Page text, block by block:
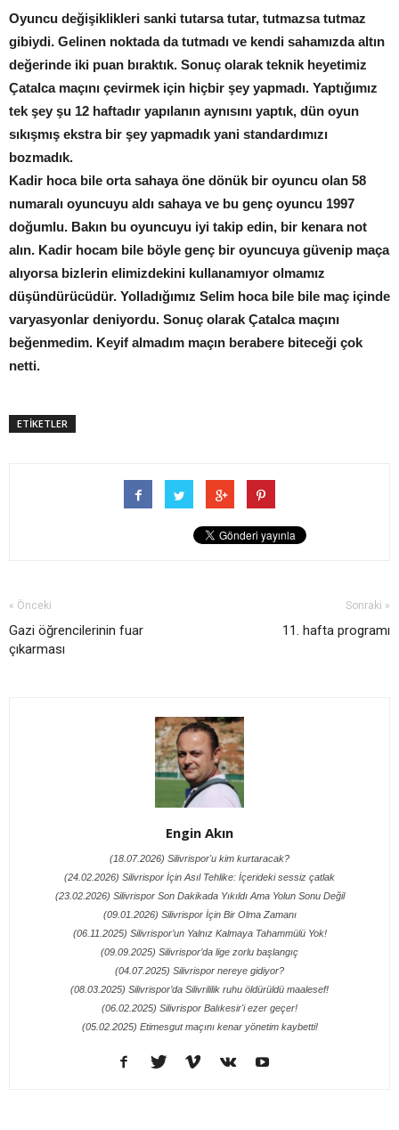
Oyuncu değişiklikleri sanki tutarsa tutar, tutmazsa tutmaz
gibiydi. Gelinen noktada da tutmadı ve kendi sahamızda altın
değerinde iki puan bıraktık. Sonuç olarak teknik heyetimiz
Çatalca maçını çevirmek için hiçbir şey yapmadı. Yaptığımız
tek şey şu 12 haftadır yapılanın aynısını yaptık, dün oyun
sıkışmış ekstra bir şey yapmadık yani standardımızı
bozmadık.
Kadir hoca bile orta sahaya öne dönük bir oyuncu olan 58
numaralı oyuncuyu aldı sahaya ve bu genç oyuncu 1997
doğumlu. Bakın bu oyuncuyu iyi takip edin, bir kenara not
alın. Kadir hocam bile böyle genç bir oyuncuya güvenip maça
alıyorsa bizlerin elimizdekini kullanamıyor olmamız
düşündürücüdür. Yolladığımız Selim hoca bile bile maç içinde
varyasyonlar deniyordu. Sonuç olarak Çatalca maçını
beğenmedim. Keyif almadım maçın berabere biteceği çok
netti.
ETİKETLER
« Önceki
Gazi öğrencilerinin fuar
çıkarması
Sonraki »
11. hafta programı
Engin Akın
(18.07.2026) Silivrispor'u kim kurtaracak?
(24.02.2026) Silivrispor İçin Asıl Tehlike: İçerideki sessiz çatlak
(23.02.2026) Silivrispor Son Dakikada Yıkıldı Ama Yolun Sonu Değil
(09.01.2026) Silivrispor İçin Bir Olma Zamanı
(06.11.2025) Silivrispor’un Yalnız Kalmaya Tahammülü Yok!
(09.09.2025) Silivrispor’da lige zorlu başlangıç
(04.07.2025) Silivrispor nereye gidiyor?
(08.03.2025) Silivrispor’da Silivrililik ruhu öldürüldü maalesef!
(06.02.2025) Silivrispor Balıkesir'i ezer geçer!
(05.02.2025) Etimesgut maçını kenar yönetim kaybetti!